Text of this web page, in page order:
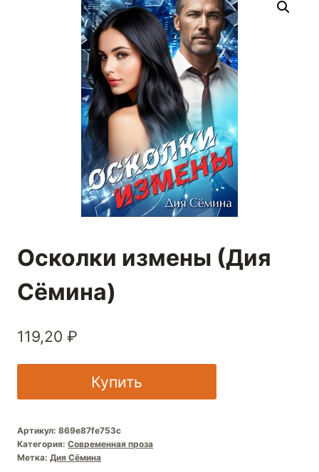
Осколки измены (Дия
Сёмина)
119,20 ₽
Купить
Артикул: 869e87fe753c
Категория: Современная проза
Метка: Дия Сёмина